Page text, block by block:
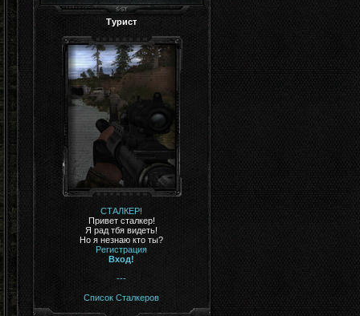
Турист
СТАЛКЕР!
Привет сталкер!
Я рад тбя видеть!
Но я незнаю кто ты?
Регистрация
Вход!
---
Список Сталкеров